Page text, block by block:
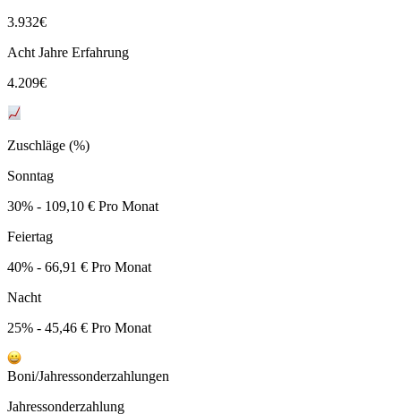
3.932€
Acht Jahre Erfahrung
4.209€
Zuschläge (%)
Sonntag
30% - 109,10 € Pro Monat
Feiertag
40% - 66,91 € Pro Monat
Nacht
25% - 45,46 € Pro Monat
Boni/Jahressonderzahlungen
Jahressonderzahlung